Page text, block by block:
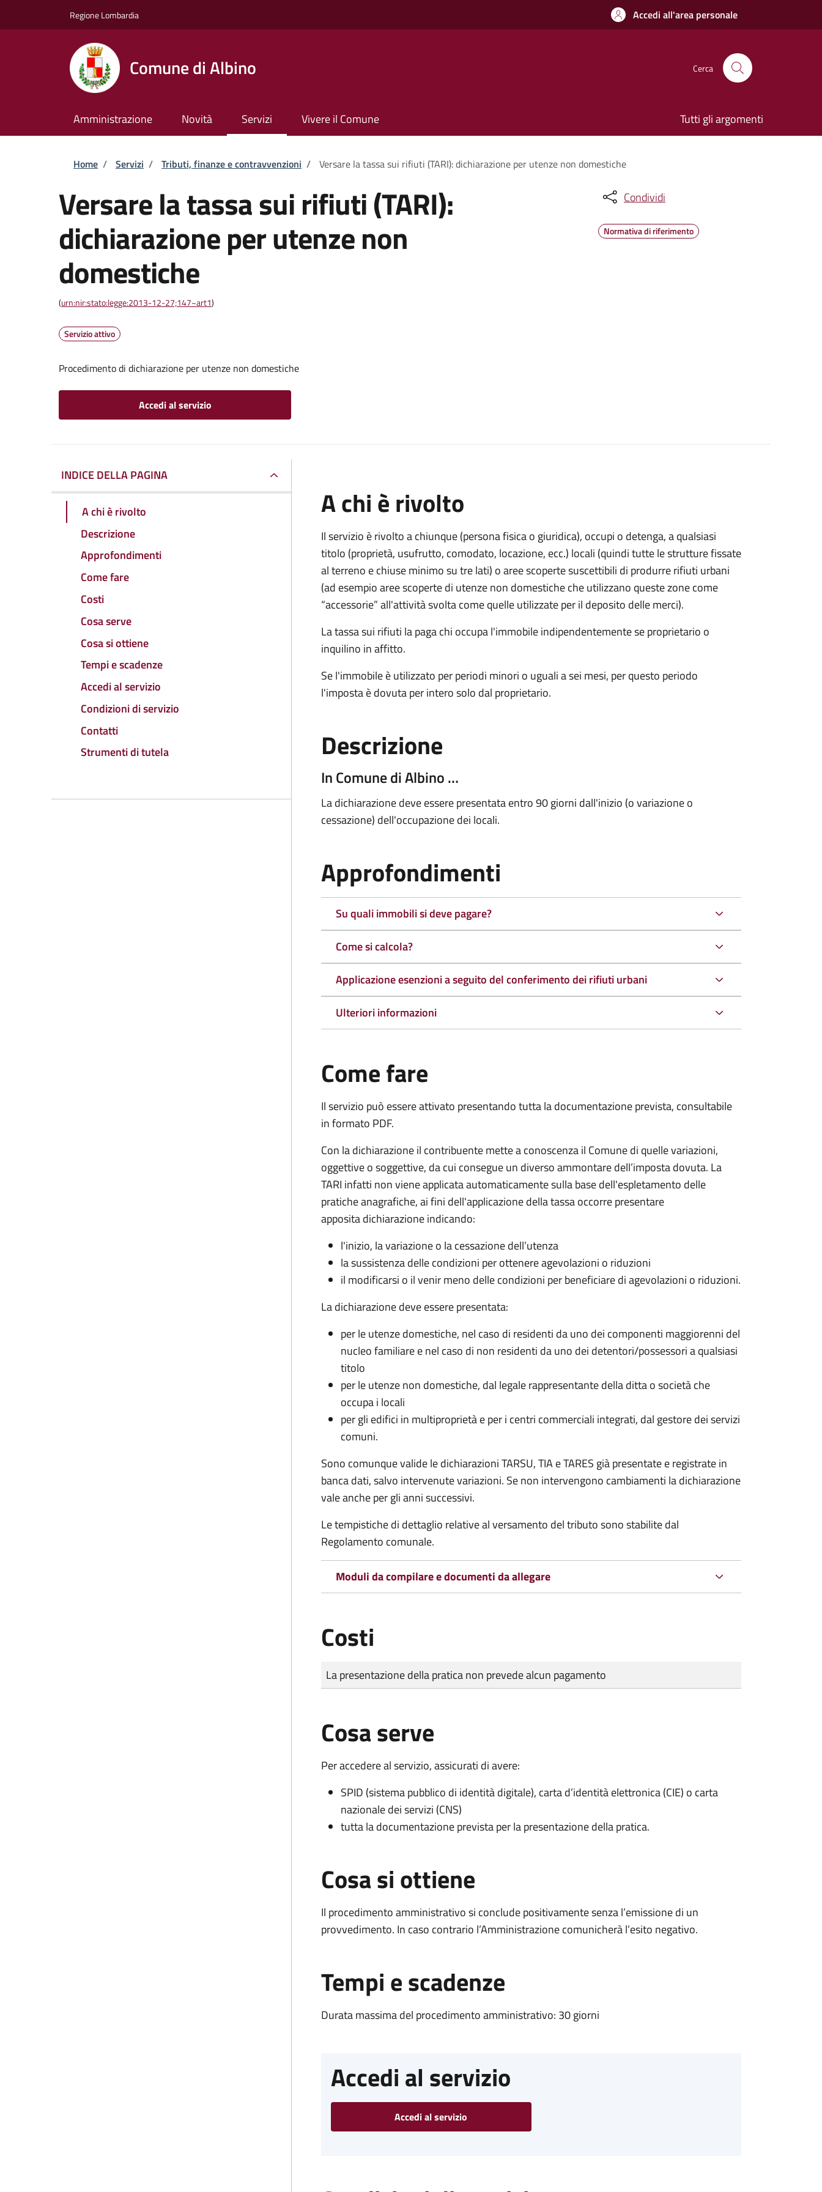
Regione Lombardia Accedi all'area personale
Comune di Albino Cerca
Amministrazione Novità Servizi Vivere il Comune Tutti gli argomenti
Briciole di pane
Home / Servizi / Tributi, finanze e contravvenzioni / Versare la tassa sui rifiuti (TARI): dichiarazione per utenze non domestiche
Versare la tassa sui rifiuti (TARI):
dichiarazione per utenze non
domestiche
(urn:nir:stato:legge:2013-12-27;147~art1)
Servizio attivo
Procedimento di dichiarazione per utenze non domestiche
Accedi al servizio
Condividi
Normativa di riferimento
INDICE DELLA PAGINA
A chi è rivolto
Descrizione
Approfondimenti
Come fare
Costi
Cosa serve
Cosa si ottiene
Tempi e scadenze
Accedi al servizio
Condizioni di servizio
Contatti
Strumenti di tutela
A chi è rivolto
Il servizio è rivolto a chiunque (persona fisica o giuridica), occupi o detenga, a qualsiasi
titolo (proprietà, usufrutto, comodato, locazione, ecc.) locali (quindi tutte le strutture fissate
al terreno e chiuse minimo su tre lati) o aree scoperte suscettibili di produrre rifiuti urbani
(ad esempio aree scoperte di utenze non domestiche che utilizzano queste zone come
“accessorie” all'attività svolta come quelle utilizzate per il deposito delle merci).
La tassa sui rifiuti la paga chi occupa l'immobile indipendentemente se proprietario o
inquilino in affitto.
Se l'immobile è utilizzato per periodi minori o uguali a sei mesi, per questo periodo
l'imposta è dovuta per intero solo dal proprietario.
Descrizione
In Comune di Albino …
La dichiarazione deve essere presentata entro 90 giorni dall'inizio (o variazione o
cessazione) dell'occupazione dei locali.
Approfondimenti
Su quali immobili si deve pagare?
Come si calcola?
Applicazione esenzioni a seguito del conferimento dei rifiuti urbani
Ulteriori informazioni
Come fare
Il servizio può essere attivato presentando tutta la documentazione prevista, consultabile
in formato PDF.
Con la dichiarazione il contribuente mette a conoscenza il Comune di quelle variazioni,
oggettive o soggettive, da cui consegue un diverso ammontare dell’imposta dovuta. La
TARI infatti non viene applicata automaticamente sulla base dell'espletamento delle
pratiche anagrafiche, ai fini dell'applicazione della tassa occorre presentare
apposita dichiarazione indicando:
l'inizio, la variazione o la cessazione dell’utenza
la sussistenza delle condizioni per ottenere agevolazioni o riduzioni
il modificarsi o il venir meno delle condizioni per beneficiare di agevolazioni o riduzioni.
La dichiarazione deve essere presentata:
per le utenze domestiche, nel caso di residenti da uno dei componenti maggiorenni del
nucleo familiare e nel caso di non residenti da uno dei detentori/possessori a qualsiasi
titolo
per le utenze non domestiche, dal legale rappresentante della ditta o società che
occupa i locali
per gli edifici in multiproprietà e per i centri commerciali integrati, dal gestore dei servizi
comuni.
Sono comunque valide le dichiarazioni TARSU, TIA e TARES già presentate e registrate in
banca dati, salvo intervenute variazioni. Se non intervengono cambiamenti la dichiarazione
vale anche per gli anni successivi.
Le tempistiche di dettaglio relative al versamento del tributo sono stabilite dal
Regolamento comunale.
Moduli da compilare e documenti da allegare
Costi
Tipo di pagamento
Importo
La presentazione della pratica non prevede alcun pagamento
Cosa serve
Per accedere al servizio, assicurati di avere:
SPID (sistema pubblico di identità digitale), carta d’identità elettronica (CIE) o carta
nazionale dei servizi (CNS)
tutta la documentazione prevista per la presentazione della pratica.
Cosa si ottiene
Il procedimento amministrativo si conclude positivamente senza l’emissione di un
provvedimento. In caso contrario l’Amministrazione comunicherà l’esito negativo.
Tempi e scadenze
Durata massima del procedimento amministrativo: 30 giorni
Accedi al servizio
Accedi al servizio